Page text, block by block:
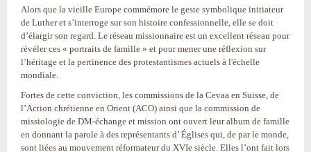
Alors que la vieille Europe commémore le geste symbolique initiateur
de Luther et s’interroge sur son histoire confessionnelle, elle se doit
d’élargir son regard. Le réseau missionnaire est un excellent réseau pour
révéler ces « portraits de famille » et pour mener une réflexion sur
l’héritage et la pertinence des protestantismes actuels à l'échelle
mondiale.
Fortes de cette conviction, les commissions de la Cevaa en Suisse, de
l’Action chrétienne en Orient (ACO) ainsi que la commission de
missiologie de DM-échange et mission ont ouvert leur album de famille
en donnant la parole à des représentants d’ Églises qui, de par le monde,
sont liées au mouvement réformateur du XVIe siècle. Elles l’ont fait lors